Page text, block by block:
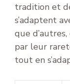
tradition et
s’adaptent
que
par leur
tout en